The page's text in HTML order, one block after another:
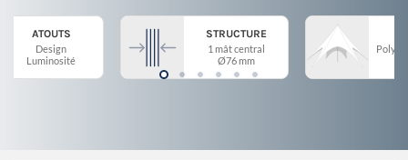
ATOUTS
Design
Luminosité
STRUCTURE
1 mât central
Ø76 mm